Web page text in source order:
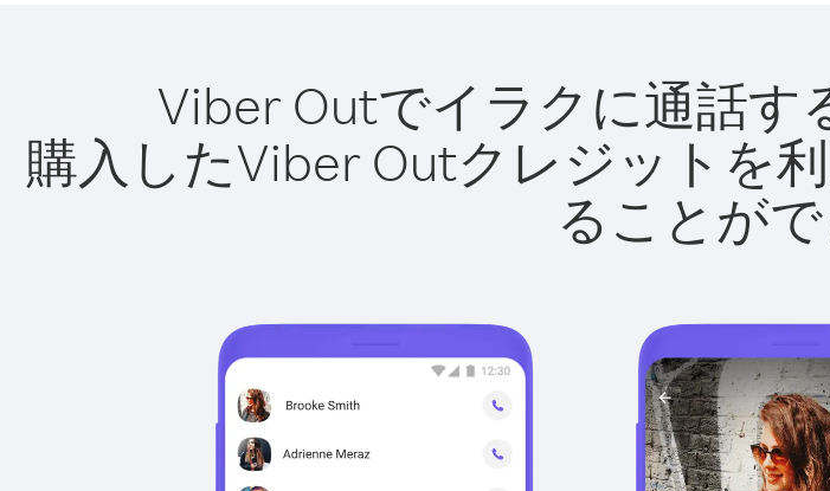
Viber Outでイラクに通話す
購入したViber Outクレジットを
ることがで